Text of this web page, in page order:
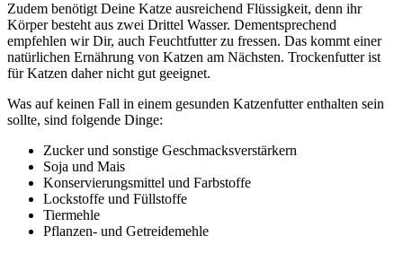
Zudem benötigt Deine Katze ausreichend Flüssigkeit, denn ihr
Körper besteht aus zwei Drittel Wasser. Dementsprechend
empfehlen wir Dir, auch Feuchtfutter zu fressen. Das kommt einer
natürlichen Ernährung von Katzen am Nächsten. Trockenfutter ist
für Katzen daher nicht gut geeignet.
Was auf keinen Fall in einem gesunden Katzenfutter enthalten sein
sollte, sind folgende Dinge:
Zucker und sonstige Geschmacksverstärkern
Soja und Mais
Konservierungsmittel und Farbstoffe
Lockstoffe und Füllstoffe
Tiermehle
Pflanzen- und Getreidemehle